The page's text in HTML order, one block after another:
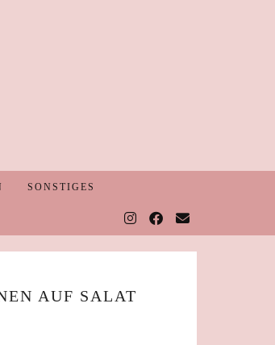
SONSTIGES
AUF SALAT